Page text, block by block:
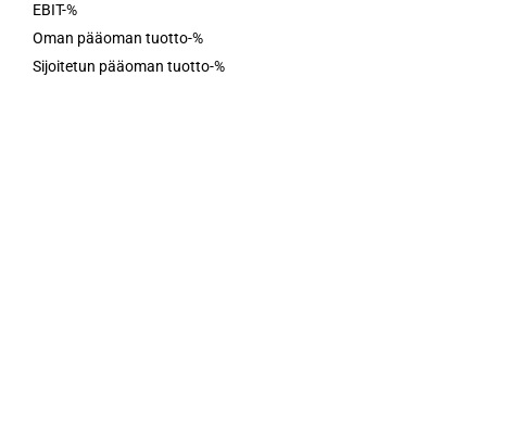
EBIT-%
Oman pääoman tuotto-%
Sijoitetun pääoman tuotto-%